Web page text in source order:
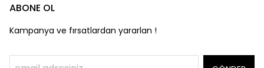
ABONE OL
Kampanya ve fırsatlardan yararlan !